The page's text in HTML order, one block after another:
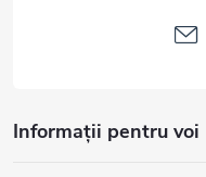
Informații pentru voi